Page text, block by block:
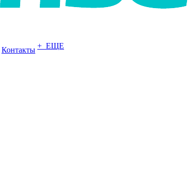
Контакты + ЕЩЕ